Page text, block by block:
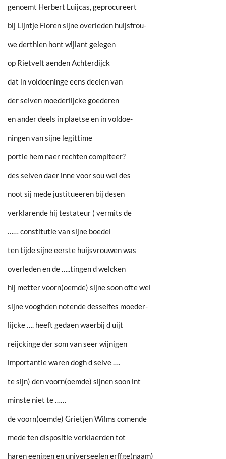
genoemt Herbert Luijcas, geprocureert
bij Lijntje Floren sijne overleden huijsfrou-
we derthien hont wijlant gelegen
op Rietvelt aenden Achterdijck
dat in voldoeninge eens deelen van
der selven moederlijcke goederen
en ander deels in plaetse en in voldoe-
ningen van sijne legittime
portie hem naer rechten compiteer?
des selven daer inne voor sou wel des
noot sij mede justitueeren bij desen
verklarende hij testateur ( vermits de
…… constitutie van sijne boedel
ten tijde sijne eerste huijsvrouwen was
overleden en de …..tingen d welcken
hij metter voorn(oemde) sijne soon ofte wel
sijne vooghden notende desselfes moeder-
lijcke …. heeft gedaen waerbij d uijt
reijckinge der som van seer wijnigen
importantie waren dogh d selve ….
te sijn) den voorn(oemde) sijnen soon int
minste niet te ……
de voorn(oemde) Grietjen Wilms comende
mede ten dispositie verklaerden tot
haren eenigen en universeelen erffge(naam)